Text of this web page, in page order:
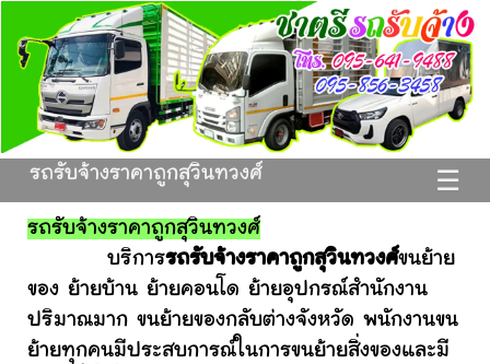
☰
รถรับจ้างราคาถูกสุวินทวงศ์
รถรับจ้างราคาถูกสุวินทวงศ์
บริการรถรับจ้างราคาถูกสุวินทวงศ์ขนย้าย
ของ ย้ายบ้าน ย้ายคอนโด ย้ายอุปกรณ์สำนักงาน
ปริมาณมาก ขนย้ายของกลับต่างจังหวัด พนักงานขน
ย้ายทุกคนมีประสบการณ์ในการขนย้ายสิ่งของและมี